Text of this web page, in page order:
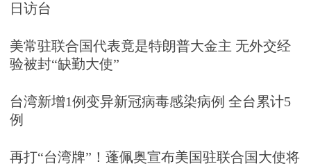
日访台
美常驻联合国代表竟是特朗普大金主 无外交经
验被封“缺勤大使”
台湾新增1例变异新冠病毒感染病例 全台累计5
例
再打“台湾牌”！蓬佩奥宣布美国驻联合国大使将